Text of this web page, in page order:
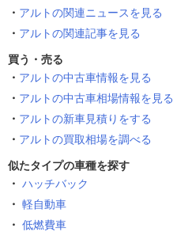
アルトの関連ニュースを見る
アルトの関連記事を見る
買う・売る
アルトの中古車情報を見る
アルトの中古車相場情報を見る
アルトの新車見積りをする
アルトの買取相場を調べる
似たタイプの車種を探す
ハッチバック
軽自動車
低燃費車